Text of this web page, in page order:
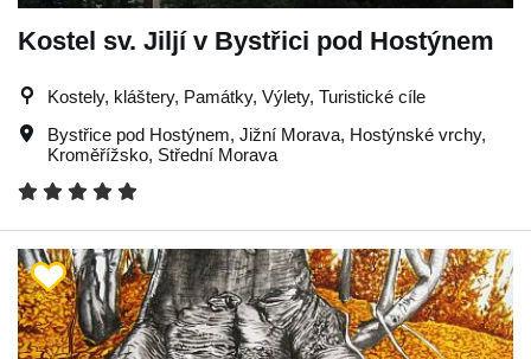
Kostel sv. Jiljí v Bystřici pod Hostýnem
Kostely, kláštery, Památky, Výlety, Turistické cíle
Bystřice pod Hostýnem, Jižní Morava, Hostýnské vrchy,
Kroměřížsko, Střední Morava